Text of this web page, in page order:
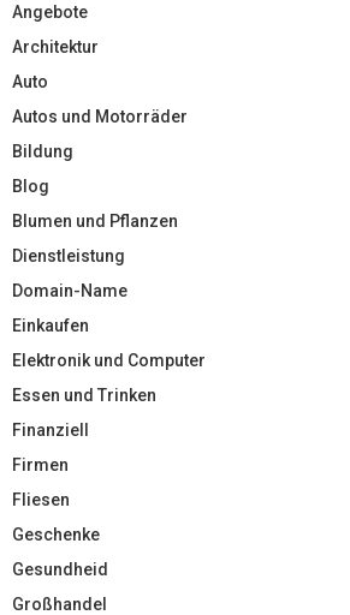
Angebote
Architektur
Auto
Autos und Motorräder
Bildung
Blog
Blumen und Pflanzen
Dienstleistung
Domain-Name
Einkaufen
Elektronik und Computer
Essen und Trinken
Finanziell
Firmen
Fliesen
Geschenke
Gesundheid
Großhandel